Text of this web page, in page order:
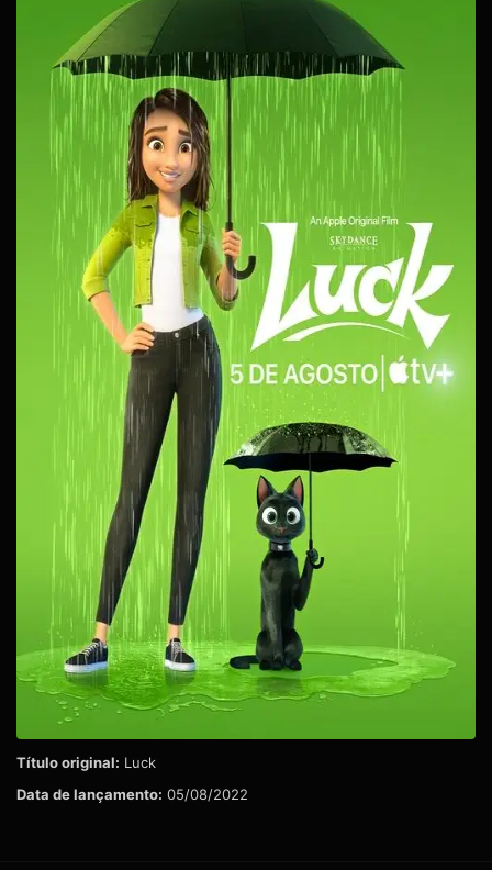
Título original: Luck
Data de lançamento: 05/08/2022